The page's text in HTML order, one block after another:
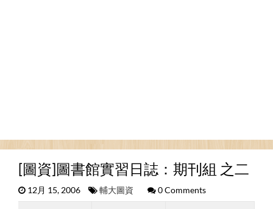
[圖資]圖書館實習日誌：期刊組 之二
12月 15, 2006 輔大圖資 0 Comments